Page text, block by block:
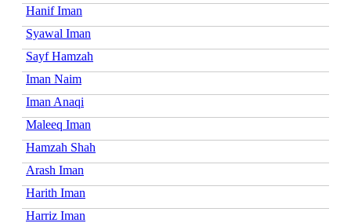
Hanif Iman
Syawal Iman
Sayf Hamzah
Iman Naim
Iman Anaqi
Maleeq Iman
Hamzah Shah
Arash Iman
Harith Iman
Harriz Iman